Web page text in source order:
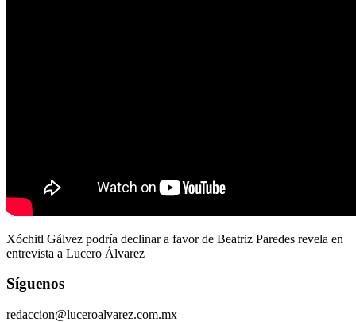
Xóchitl Gálvez podría declinar a favor de Beatriz Paredes revela en
entrevista a Lucero Álvarez
Síguenos
redaccion@luceroalvarez.com.mx